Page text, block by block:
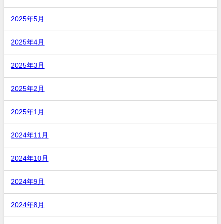
2025年5月
2025年4月
2025年3月
2025年2月
2025年1月
2024年11月
2024年10月
2024年9月
2024年8月